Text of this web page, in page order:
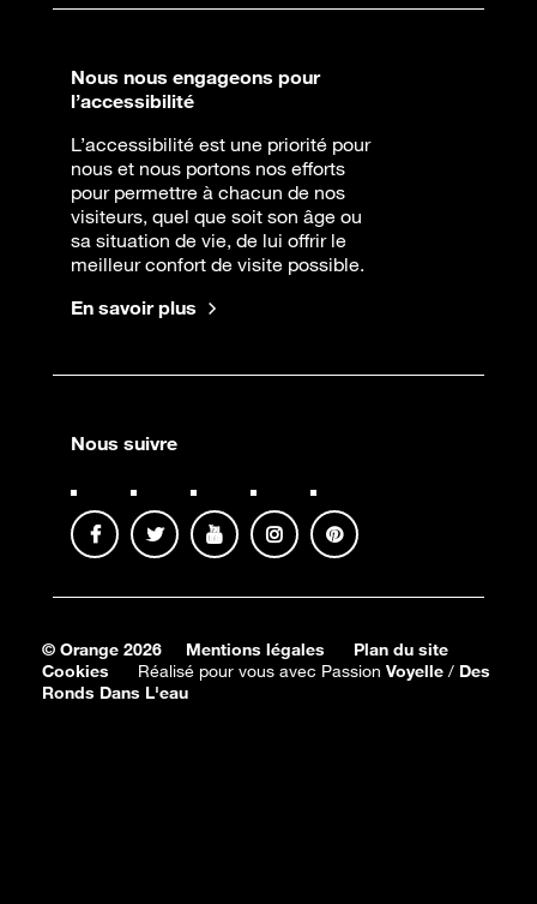
Nous nous engageons pour
l’accessibilité
L’accessibilité est une priorité pour
nous et nous portons nos efforts
pour permettre à chacun de nos
visiteurs, quel que soit son âge ou
sa situation de vie, de lui offrir le
meilleur confort de visite possible.
En savoir plus
Nous suivre
© Orange 2026 Mentions légales
Plan du site
Cookies
Réalisé pour vous avec Passion Voyelle / Des
Ronds Dans L'eau